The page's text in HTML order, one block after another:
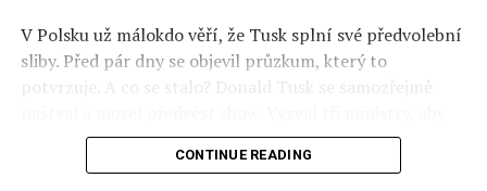
technologií umělé inteligence v mnoha oblastech života
umožní Evropské unii obnovit konkurenceschopnost ve
vztahu ke globálním ekonomikám a nutnosti zajistit
V Polsku už málokdo věří, že Tusk splní své předvolební
sliby. Před pár dny se objevil průzkum, který to
potvrzuje. A co se stalo? Donald Tusk se samozřejmě
před kamerami podepsali dohodu o stíhání členů PiS, a
ti poslušně ono divadlo předvedli. Andrzej Domański
CONTINUE READING